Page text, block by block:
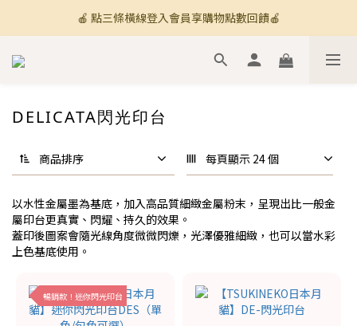
🚚 全館滿800免運 🚚
🍎 點三條橫線登入會員享購物點數回饋🍎
新加入會員💡獲得購物金100
DELICATA閃光印台
商品排序 每頁顯示 24 個
以水性金屬墨為基底，加入高品質細緻金屬粉末，呈現出比一般金
屬印台更真實、閃耀、持久的效果。
蓋印後圖案會隨光線角度微微閃爍，光澤優雅細緻，也可以當水彩
上色基底使用。
暢銷款！迷你閃光印台